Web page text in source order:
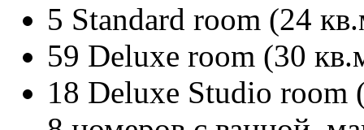
5 Standard room (24
59 Deluxe room (30
18 Deluxe Studio